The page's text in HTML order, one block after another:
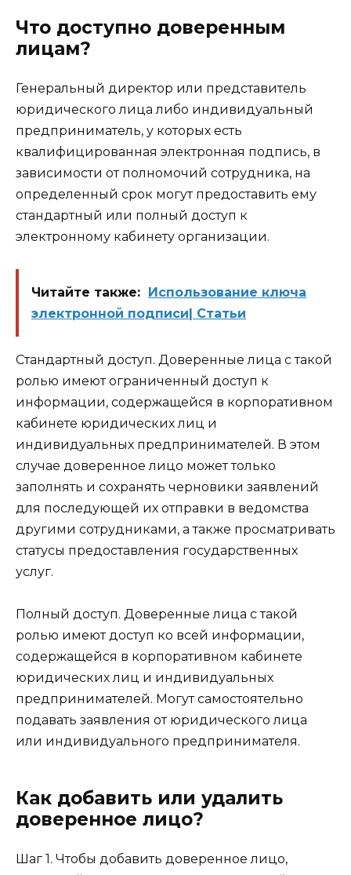
Что доступно доверенным
лицам?
Генеральный директор или представитель
юридического лица либо индивидуальный
предприниматель, у которых есть
квалифицированная электронная подпись, в
зависимости от полномочий сотрудника, на
определенный срок могут предоставить ему
стандартный или полный доступ к
электронному кабинету организации.
Читайте также: Использование ключа
электронной подписи| Статьи
Стандартный доступ. Доверенные лица с такой
ролью имеют ограниченный доступ к
информации, содержащейся в корпоративном
кабинете юридических лиц и
индивидуальных предпринимателей. В этом
случае доверенное лицо может только
заполнять и сохранять черновики заявлений
для последующей их отправки в ведомства
другими сотрудниками, а также просматривать
статусы предоставления государственных
услуг.
Полный доступ. Доверенные лица с такой
ролью имеют доступ ко всей информации,
содержащейся в корпоративном кабинете
юридических лиц и индивидуальных
предпринимателей. Могут самостоятельно
подавать заявления от юридического лица
или индивидуального предпринимателя.
Как добавить или удалить
доверенное лицо?
Шаг 1. Чтобы добавить доверенное лицо,